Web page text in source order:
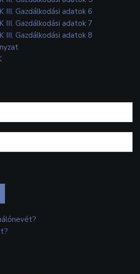
III. Gazdálkodási adatok 6
III. Gazdálkodási adatok 7
III. Gazdálkodási adatok 8